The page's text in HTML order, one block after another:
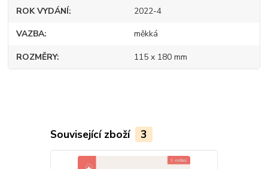
ROK VYDÁNÍ 2022-4
VAZBA měkká
ROZMĚRY 115 x 180 mm
Související zboží 3